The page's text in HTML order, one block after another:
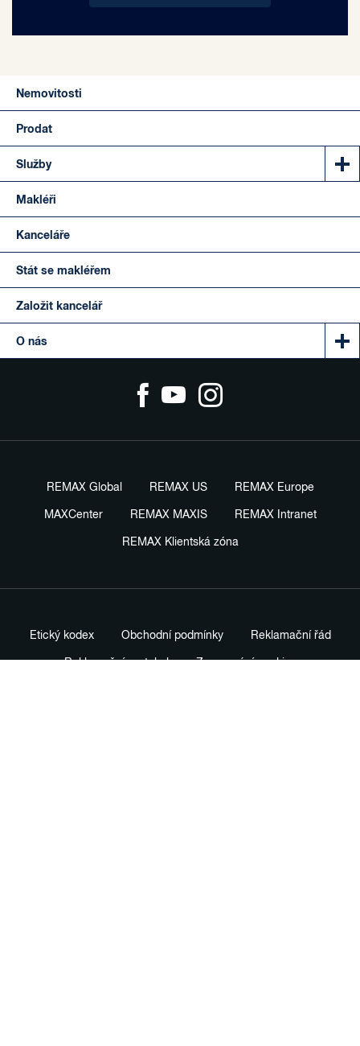
Nemovitosti
Prodat
Služby
Makléři
Kanceláře
Stát se makléřem
Založit kancelář
O nás
REMAX Global REMAX US REMAX Europe
MAXCenter REMAX MAXIS REMAX Intranet
REMAX Klientská zóna
Etický kodex Obchodní podmínky Reklamační řád
Reklamační protokol Zpracování cookies